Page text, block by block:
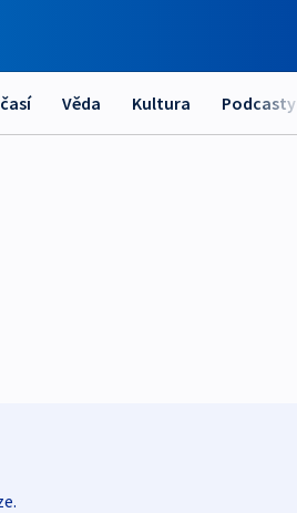
Věda Kultura Podcasty